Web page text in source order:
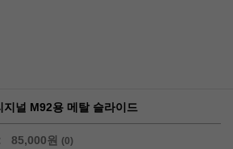
지널 M92용 메탈 슬라이드
85,000원 (0)